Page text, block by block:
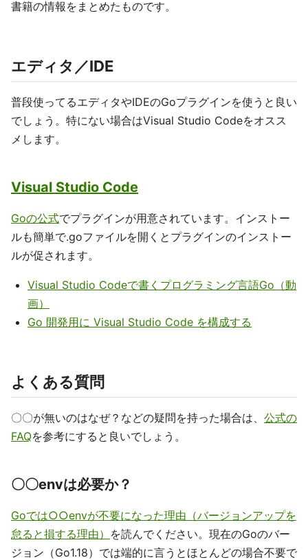
書籍の情報をまとめたものです。
エディタ／IDE
普段使ってるエディタやIDEのGoプラグインを使うと良い
でしょう。特にない場合はVisual Studio Codeをオスス
メします。
Visual Studio Code
Goの公式でプラグインが用意されています。インストー
ルも簡単で.goファイルを開くとプラグインのインストー
ルが促されます。
Visual Studio Codeで書くプログラミング言語Go（動
画）
Go 開発用に Visual Studio Code を構成する
よくある質問
〇〇が無いのはなぜ？などの疑問を持った場合は、 公式の
FAQを参考にすると良いでしょう。
〇〇envは必要か？
Goでは○○envが不要になった理由（バージョンアップを
怠ると損する理由） を読んでください。現在のGoのバー
ジョン（Go1.18）では端的に言うとほとんどの場合不要で